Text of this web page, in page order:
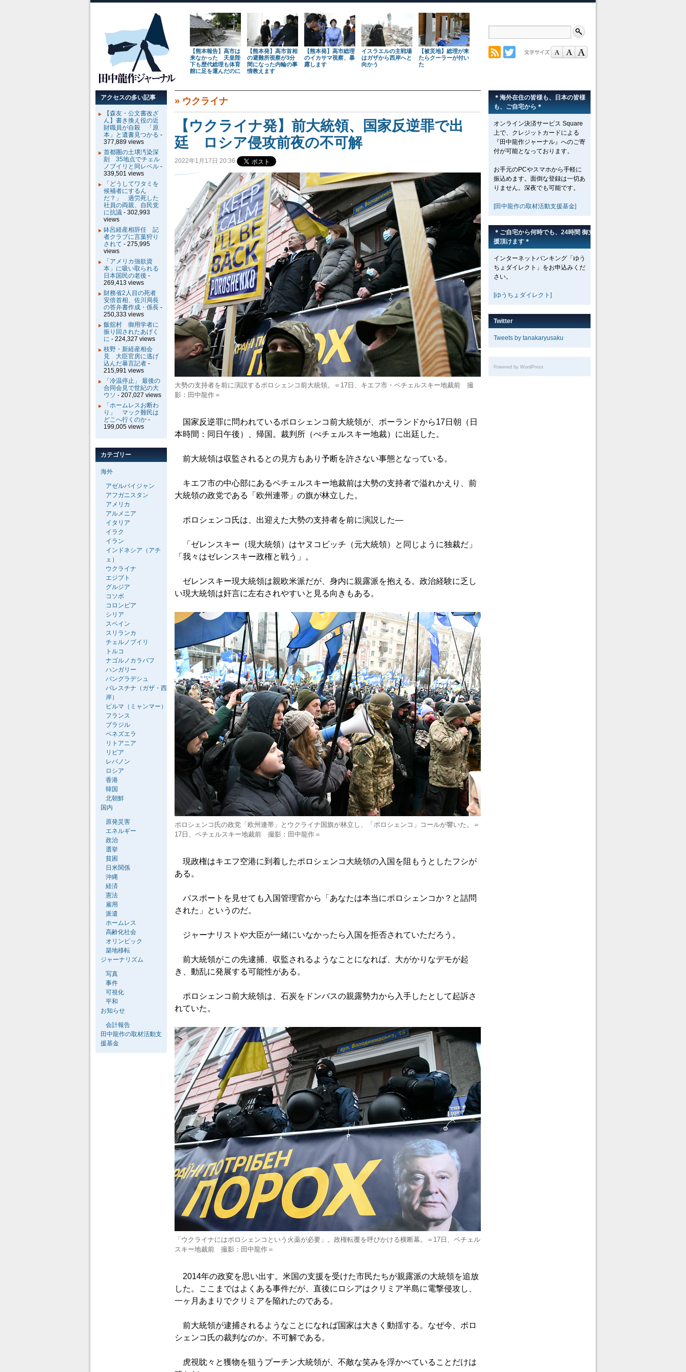
【熊本報告】高市は
来なかった 天皇陛
下も歴代総理も体育
館に足を運んだのに
【熊本発】高市首相
の避難所視察が3分
間になった内輪の事
情教えます
【熊本発】高市総理
のイカサマ視察、暴
露します
イスラエルの主戦場
はガザから西岸へと
向かう
【被災地】総理が来
たらクーラーが付い
た
» ウクライナ
【ウクライナ発】前大統領、国家反逆罪で出
廷 ロシア侵攻前夜の不可解
2022年1月17日 20:36
大勢の支持者を前に演説するポロシェンコ前大統領。＝17日、キエフ市・ペチェルスキー地裁前 撮
影：田中龍作＝
国家反逆罪に問われているポロシェンコ前大統領が、ポーランドから17日朝（日
本時間：同日午後）、帰国。裁判所（ぺチェルスキー地裁）に出廷した。
前大統領は収監されるとの見方もあり予断を許さない事態となっている。
キエフ市の中心部にあるペチェルスキー地裁前は大勢の支持者で溢れかえり、前
大統領の政党である「欧州連帯」の旗が林立した。
ポロシェンコ氏は、出迎えた大勢の支持者を前に演説した―
「ゼレンスキー（現大統領）はヤヌコビッチ（元大統領）と同じように独裁だ」
「我々はゼレンスキー政権と戦う」。
ゼレンスキー現大統領は親欧米派だが、身内に親露派を抱える。政治経験に乏し
い現大統領は奸言に左右されやすいと見る向きもある。
ポロシェンコ氏の政党「欧州連帯」とウクライナ国旗が林立し、「ポロシェンコ」コールが響いた。＝
17日、ペチェルスキー地裁前 撮影：田中龍作＝
現政権はキエフ空港に到着したポロシェンコ大統領の入国を阻もうとしたフシが
ある。
パスポートを見せても入国管理官から「あなたは本当にポロシェンコか？と詰問
された」というのだ。
ジャーナリストや大臣が一緒にいなかったら入国を拒否されていただろう。
前大統領がこの先逮捕、収監されるようなことになれば、大がかりなデモが起
き、動乱に発展する可能性がある。
ポロシェンコ前大統領は、石炭をドンバスの親露勢力から入手したとして起訴さ
れていた。
「ウクライナにはポロシェンコという火薬が必要」。政権転覆を呼びかける横断幕。＝17日、ペチェル
スキー地裁前 撮影：田中龍作＝
2014年の政変を思い出す。米国の支援を受けた市民たちが親露派の大統領を追放
した。ここまではよくある事件だが、直後にロシアはクリミア半島に電撃侵攻し、
一ヶ月あまりでクリミアを陥れたのである。
前大統領が逮捕されるようなことになれば国家は大きく動揺する。なぜ今、ポロ
シェンコ氏の裁判なのか。不可解である。
虎視眈々と獲物を狙うプーチン大統領が、不敵な笑みを浮かべていることだけは
＊海外在住の皆様も、日本の皆様
も、ご自宅から＊
オンライン決済サービス Square
上で、クレジットカードによる
『田中龍作ジャーナル』へのご寄
付が可能となっております。
お手元のPCやスマホから手軽に
振込めます。面倒な登録は一切あ
りません。深夜でも可能です。
[田中龍作の取材活動支援基金]
＊ご自宅から何時でも、24時間 御支
援頂けます＊
インターネットバンキング「ゆう
ちょダイレクト」をお申込みくだ
さい。
[ゆうちょダイレクト]
Twitter
Tweets by tanakaryusaku
Powered by WordPress
アクセスの多い記事
【森友・公文書改ざ
ん】書き換え役の近
財職員が自殺 「原
本」と遺書見つかる -
377,889 views
首都圏の土壌汚染深
刻 35地点でチェル
ノブイリと同レベル -
339,501 views
「どうしてワタミを
候補者にするん
だ？」 過労死した
社員の両親、自民党
に抗議 - 302,993
views
鉢呂経産相辞任 記
者クラブに言葉狩り
されて - 275,995
views
「アメリカ強欲資
本」に吸い取られる
日本国民の老後 -
269,413 views
財務省2人目の死者
安倍首相、佐川局長
の答弁書作成・係長 -
250,333 views
飯舘村 御用学者に
振り回されたあげく
に - 224,327 views
枝野・新経産相会
見 大臣官房に逃げ
込んだ暴言記者 -
215,991 views
「冷温停止」 最後の
合同会見で世紀の大
ウソ - 207,027 views
「ホームレスお断わ
り」 マック難民は
どこへ行くのか -
199,005 views
カテゴリー
海外
アゼルバイジャン
アフガニスタン
アメリカ
アルメニア
イタリア
イラク
イラン
インドネシア（アチ
ェ）
ウクライナ
エジプト
グルジア
コソボ
コロンビア
シリア
スペイン
スリランカ
チェルノブイリ
トルコ
ナゴルノカラバフ
ハンガリー
バングラデシュ
パレスチナ（ガザ・西
岸）
ビルマ（ミャンマー）
フランス
ブラジル
ベネズエラ
リトアニア
リビア
レバノン
ロシア
香港
韓国
北朝鮮
国内
原発災害
エネルギー
政治
選挙
貧困
日米関係
沖縄
経済
憲法
雇用
派遣
ホームレス
高齢化社会
オリンピック
築地移転
ジャーナリズム
写真
事件
可視化
平和
お知らせ
会計報告
田中龍作の取材活動支
援基金